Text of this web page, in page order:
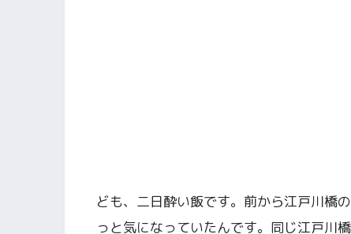
ども、二日酔い飯です。前から江戸川橋
っと気になっていたんです。同じ江戸川